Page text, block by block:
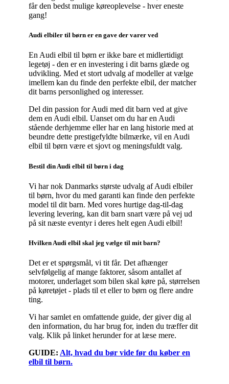
får den bedst mulige køreoplevelse - hver eneste
gang!
Audi elbiler til børn er en gave der varer ved
En Audi elbil til børn er ikke bare et midlertidigt
legetøj - den er en investering i dit barns glæde og
udvikling. Med et stort udvalg af modeller at vælge
imellem kan du finde den perfekte elbil, der matcher
dit barns personlighed og interesser.
Del din passion for Audi med dit barn ved at give
dem en Audi elbil. Uanset om du har en Audi
stående derhjemme eller har en lang historie med at
beundre dette prestigefyldte bilmærke, vil en Audi
elbil til børn være et sjovt og meningsfuldt valg.
Bestil din Audi elbil til børn i dag
Vi har nok Danmarks største udvalg af Audi elbiler
til børn, hvor du med garanti kan finde den perfekte
model til dit barn. Med vores hurtige dag-til-dag
levering levering, kan dit barn snart være på vej ud
på sit næste eventyr i deres helt egen Audi elbil!
Hvilken Audi elbil skal jeg vælge til mit barn?
Det er et spørgsmål, vi tit får. Det afhænger
selvfølgelig af mange faktorer, såsom antallet af
motorer, underlaget som bilen skal køre på, størrelsen
på køretøjet - plads til et eller to børn og flere andre
ting.
Vi har samlet en omfattende guide, der giver dig al
den information, du har brug for, inden du træffer dit
valg. Klik på linket herunder for at læse mere.
GUIDE: Alt, hvad du bør vide før du køber en
elbil til børn.